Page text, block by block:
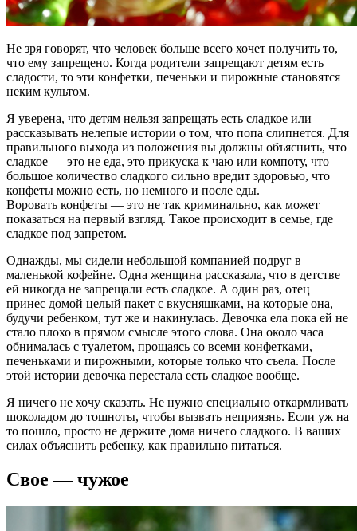
Не зря говорят, что человек больше всего хочет получить то,
что ему запрещено. Когда родители запрещают детям есть
сладости, то эти конфетки, печеньки и пирожные становятся
неким культом.
Я уверена, что детям нельзя запрещать есть сладкое или
рассказывать нелепые истории о том, что попа слипнется. Для
правильного выхода из положения вы должны объяснить, что
сладкое — это не еда, это прикуска к чаю или компоту, что
большое количество сладкого сильно вредит здоровью, что
конфеты можно есть, но немного и после еды.
Воровать конфеты — это не так криминально, как может
показаться на первый взгляд. Такое происходит в семье, где
сладкое под запретом.
Однажды, мы сидели небольшой компанией подруг в
маленькой кофейне. Одна женщина рассказала, что в детстве
ей никогда не запрещали есть сладкое. А один раз, отец
принес домой целый пакет с вкусняшками, на которые она,
будучи ребенком, тут же и накинулась. Девочка ела пока ей не
стало плохо в прямом смысле этого слова. Она около часа
обнималась с туалетом, прощаясь со всеми конфетками,
печеньками и пирожными, которые только что съела. После
этой истории девочка перестала есть сладкое вообще.
Я ничего не хочу сказать. Не нужно специально откармливать
шоколадом до тошноты, чтобы вызвать неприязнь. Если уж на
то пошло, просто не держите дома ничего сладкого. В ваших
силах объяснить ребенку, как правильно питаться.
Свое — чужое